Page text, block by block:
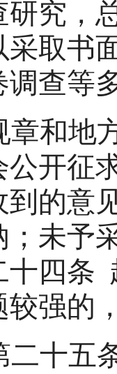
研究，
采取书
调查等
地方
公开征
到的意
；未予
四条
较强的
十五